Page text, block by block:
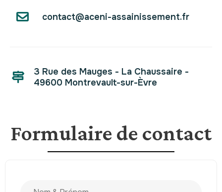
contact@aceni-assainissement.fr
3 Rue des Mauges - La Chaussaire -
49600 Montrevault-sur-Èvre
Formulaire de contact